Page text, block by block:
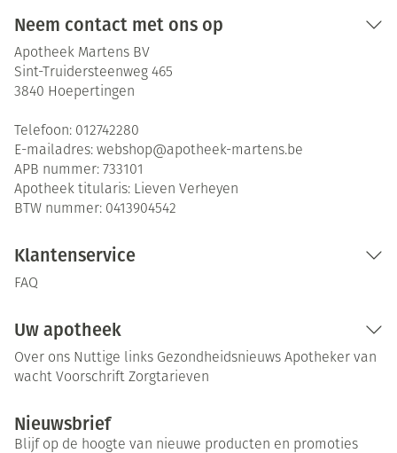
Neem contact met ons op
Apotheek Martens BV
Sint-Truidersteenweg 465
3840 Hoepertingen
Telefoon: 012742280
E-mailadres: webshop@apotheek-martens.be
APB nummer: 733101
Apotheek titularis: Lieven Verheyen
BTW nummer: 0413904542
Klantenservice
FAQ
Uw apotheek
Over ons Nuttige links Gezondheidsnieuws Apotheker van
wacht Voorschrift Zorgtarieven
Nieuwsbrief
Blijf op de hoogte van nieuwe producten en promoties